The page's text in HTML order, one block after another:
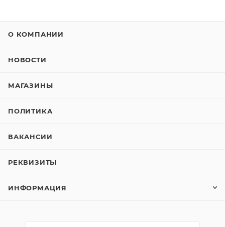
О КОМПАНИИ
НОВОСТИ
МАГАЗИНЫ
ПОЛИТИКА
ВАКАНСИИ
РЕКВИЗИТЫ
ИНФОРМАЦИЯ